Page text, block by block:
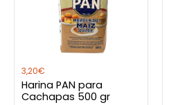
3,20€
Harina PAN para
Cachapas 500 gr